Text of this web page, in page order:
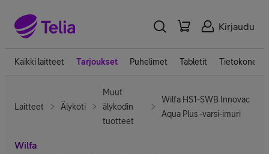
Kirjaudu
Kaikki laitteet Tarjoukset Puhelimet Tabletit Tietokoneet
Laitteet Älykoti
Muut
älykodin
tuotteet
Wilfa HS1-SWB Innovac
Aqua Plus -varsi-imuri
Wilfa